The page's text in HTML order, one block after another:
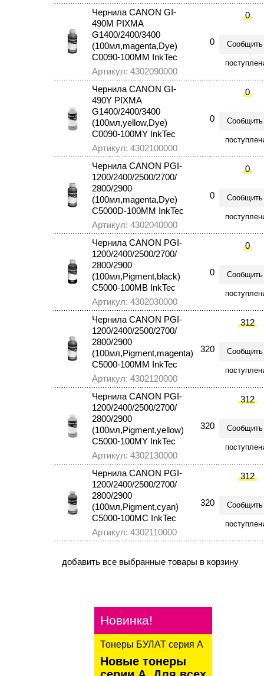
Чернила CANON GI-
490M PIXMA
G1400/2400/3400
(100мл,magenta,Dye)
C0090-100MM InkTec
Артикул: 4302090000
0
0
Сообщить
Чернила CANON GI-
490Y PIXMA
G1400/2400/3400
(100мл,yellow,Dye)
C0090-100MY InkTec
Артикул: 4302100000
0
0
Сообщить
Чернила CANON PGI-
1200/2400/2500/2700/
2800/2900
(100мл,magenta,Dye)
C5000D-100MM InkTec
Артикул: 4302040000
0
0
Сообщить
Чернила CANON PGI-
1200/2400/2500/2700/
2800/2900
(100мл,Pigment,black)
C5000-100MB InkTec
Артикул: 4302030000
0
0
Сообщить
Чернила CANON PGI-
1200/2400/2500/2700/
2800/2900
(100мл,Pigment,magenta)
C5000-100MM InkTec
Артикул: 4302120000
320
312
Сообщить
Чернила CANON PGI-
1200/2400/2500/2700/
2800/2900
(100мл,Pigment,yellow)
C5000-100MY InkTec
Артикул: 4302130000
320
312
Сообщить
Чернила CANON PGI-
1200/2400/2500/2700/
2800/2900
(100мл,Pigment,сyan)
C5000-100MC InkTec
Артикул: 4302110000
320
312
Сообщить
Новинка!
Тонеры БУЛАТ серия А
Новые тонеры